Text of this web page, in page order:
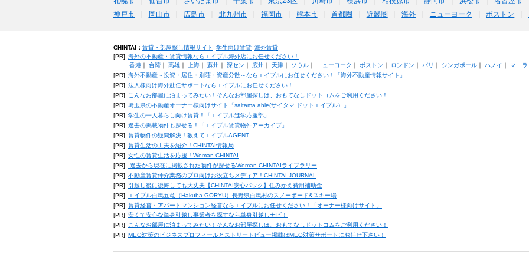
神戸市
岡山市 広島市 北九州市 福岡市 熊本市 首都圏 近畿圏 海外 ニューヨーク ボストン
CHINTAI： 賃貸・部屋探し情報サイト 学生向け賃貸 海外賃貸
[PR] 海外の不動産・賃貸情報ならエイブル海外店にお任せください！
香港｜ 台湾｜ 高雄｜ 上海｜ 蘇州 ｜ 深セン ｜ 広州 ｜ 天津｜ ソウル｜ ニューヨーク ｜ ボストン ｜ ロンドン ｜ パリ ｜ シンガポール｜ ハノイ ｜ マニラ
[PR] 海外不動産～投資・居住・別荘・資産分散～ならエイブルにお任せください！「海外不動産情報サイト」
[PR] 法人様向け海外赴任サポートならエイブルにお任せください！
[PR]
こんなお部屋に泊まってみたい！そんなお部屋探しは、おもてなしドットコムをご利用ください！
[PR] 埼玉県の不動産オーナー様向けサイト「saitama.able(サイタマ ドットエイブル）」
[PR] 学生の一人暮らし向け賃貸！「エイブル進学応援部」
[PR] 過去の掲載物件も探せる！「エイブル賃貸物件アーカイブ」
[PR] 賃貸物件の疑問解決！教えてエイブルAGENT
[PR] 賃貸生活の工夫を紹介！CHINTAI情報局
[PR] 女性の賃貸生活を応援！Woman.CHINTAI
[PR]
過去から現在に掲載された物件が探せるWoman.CHINTAIライブラリー
[PR] 不動産賃貸仲介業務のプロ向けお役立ちメディア！CHINTAI JOURNAL
[PR]
引越し後に後悔しても大丈夫【CHINTAI安心パック】住みかえ費用補助金
[PR]
エイブル白馬五竜（Hakuba GORYU）長野県白馬村のスノーボード&スキー場
[PR] 賃貸経営・アパートマンション経営ならエイブルにお任せください！「オーナー様向けサイト」
[PR] 安くて安心な単身引越し事業者を探すなら単身引越しナビ！
[PR]
こんなお部屋に泊まってみたい！そんなお部屋探しは、おもてなしドットコムをご利用ください！
[PR]
MEO対策のビジネスプロフィールとストリートビュー掲載はMEO対策サポートにお任せ下さい！